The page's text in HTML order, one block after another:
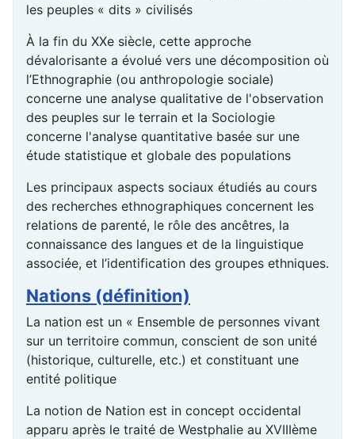
les peuples « dits » civilisés
À la fin du XXe siècle, cette approche
dévalorisante a évolué vers une décomposition où
l’Ethnographie (ou anthropologie sociale)
concerne une analyse qualitative de l'observation
des peuples sur le terrain et la Sociologie
concerne l'analyse quantitative basée sur une
étude statistique et globale des populations
Les principaux aspects sociaux étudiés au cours
des recherches ethnographiques concernent les
relations de parenté, le rôle des ancêtres, la
connaissance des langues et de la linguistique
associée, et l’identification des groupes ethniques.
Nations (définition)
La nation est un « Ensemble de personnes vivant
sur un territoire commun, conscient de son unité
(historique, culturelle, etc.) et constituant une
entité politique
La notion de Nation est in concept occidental
apparu après le traité de Westphalie au XVIIIème